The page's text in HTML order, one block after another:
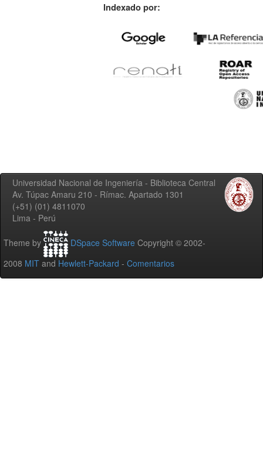
Indexado por:
Universidad Nacional de Ingeniería - Biblioteca Central
Av. Túpac Amaru 210 - Rímac. Apartado 1301
(+51) (01) 4811070
Lima - Perú
Theme by DSpace Software Copyright © 2002-
2008 MIT and Hewlett-Packard - Comentarios